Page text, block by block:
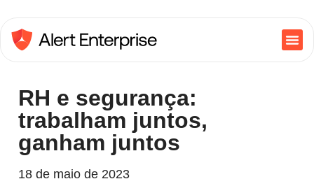
RH e segurança:
trabalham juntos,
ganham juntos
18 de maio de 2023